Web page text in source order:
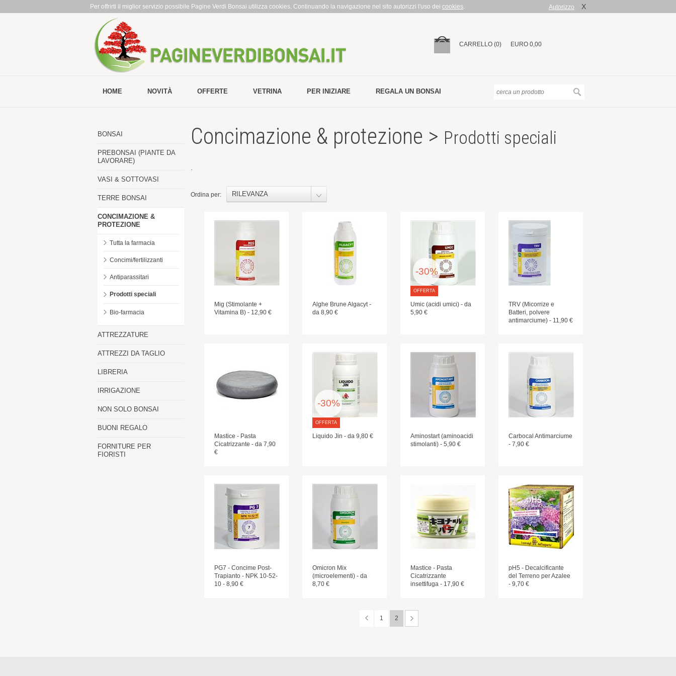
Per offrirti il miglior servizio possibile Pagine Verdi Bonsai utilizza cookies. Continuando la navigazione nel sito autorizzi l'uso dei cookies. Autorizzo X
CARRELLO (0) EURO 0,00
HOME NOVITÀ OFFERTE VETRINA PER INIZIARE REGALA UN BONSAI
BONSAI
PREBONSAI (PIANTE DA
LAVORARE)
VASI & SOTTOVASI
TERRE BONSAI
CONCIMAZIONE &
PROTEZIONE
Tutta la farmacia
Concimi/fertilizzanti
Antiparassitari
Prodotti speciali
Bio-farmacia
ATTREZZATURE
ATTREZZI DA TAGLIO
LIBRERIA
IRRIGAZIONE
NON SOLO BONSAI
BUONI REGALO
FORNITURE PER
FIORISTI
Concimazione & protezione > Prodotti speciali
Ordina per: RILEVANZA
Mig (Stimolante +
Vitamina B) - 12,90 €
Alghe Brune Algacyt -
da 8,90 €
OFFERTA
-30%
Umic (acidi umici) - da
5,90 €
TRV (Micorrize e
Batteri, polvere
antimarciume) - 11,90 €
Mastice - Pasta
Cicatrizzante - da 7,90
€
OFFERTA
-30%
Liquido Jin - da 9,80 €
Aminostart (aminoacidi
stimolanti) - 5,90 €
Carbocal Antimarciume
- 7,90 €
PG7 - Concime Post-
Trapianto - NPK 10-52-
10 - 8,90 €
Omicron Mix
(microelementi) - da
8,70 €
Mastice - Pasta
Cicatrizzante
insettifuga - 17,90 €
pH5 - Decalcificante
del Terreno per Azalee
- 9,70 €
1 2